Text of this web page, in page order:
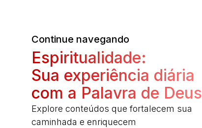
Continue navegando
Espiritualidade:
Sua experiência diária
com a Palavra de Deus
Explore conteúdos que fortalecem sua
caminhada e enriquecem